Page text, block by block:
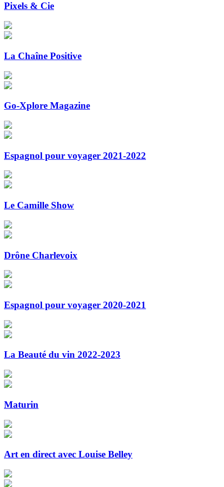
Pixels & Cie
La Chaîne Positive
Go-Xplore Magazine
Espagnol pour voyager 2021-2022
Le Camille Show
Drône Charlevoix
Espagnol pour voyager 2020-2021
La Beauté du vin 2022-2023
Maturin
Art en direct avec Louise Belley